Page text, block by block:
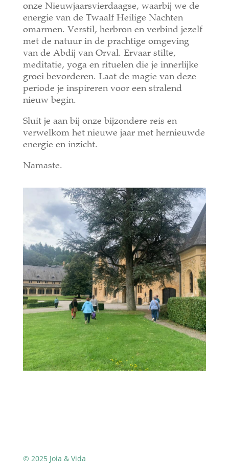
onze Nieuwjaarsvierdaagse, waarbij we de
energie van de Twaalf Heilige Nachten
omarmen. Verstil, herbron en verbind jezelf
met de natuur in de prachtige omgeving
van de Abdij van Orval. Ervaar stilte,
meditatie, yoga en rituelen die je innerlijke
groei bevorderen. Laat de magie van deze
periode je inspireren voor een stralend
nieuw begin.
Sluit je aan bij onze bijzondere reis en
verwelkom het nieuwe jaar met hernieuwde
energie en inzicht.
Namaste.
© 2025 Joia & Vida